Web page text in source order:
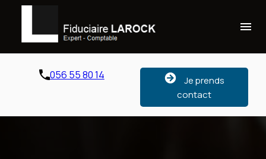
menu
056 55 80 14
Je prends
contact
Panneau de gestion des cookies